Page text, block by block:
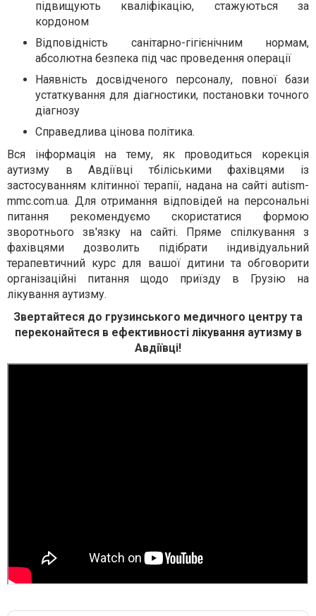
підвищують кваліфікацію, стажуються за
кордоном
Відповідність санітарно-гігієнічним нормам,
абсолютна безпека під час проведення операції
Наявність досвідченого персоналу, повної бази
устаткування для діагностики, постановки точного
діагнозу
Справедлива цінова політика.
Вся інформація на тему, як проводиться корекція
аутизму в Авдіївці тбіліськими фахівцями із
застосуванням клітинної терапії, надана на сайті autism-
mmc.com.ua. Для отримання відповідей на персональні
питання рекомендуємо скористатися формою
зворотнього зв'язку на сайті. Пряме спілкування з
фахівцями дозволить підібрати індивідуальний
терапевтичний курс для вашої дитини та обговорити
організаційні питання щодо приїзду в Грузію на
лікування аутизму.
Звертайтеся до грузинського медичного центру та
переконайтеся в ефективності лікування аутизму в
Авдіївці!